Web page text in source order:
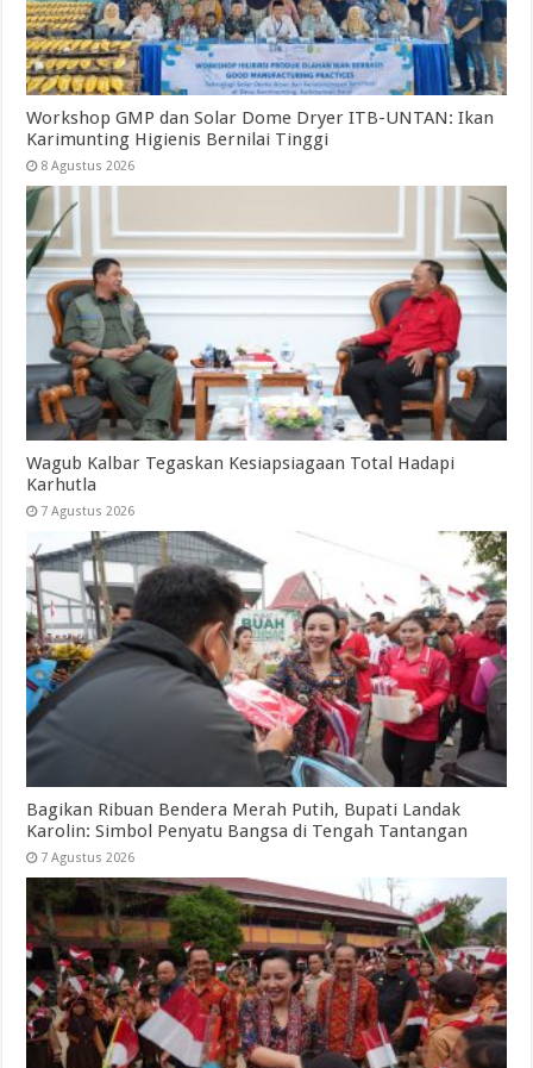
Workshop GMP dan Solar Dome Dryer ITB-UNTAN: Ikan
Karimunting Higienis Bernilai Tinggi
8 Agustus 2026
Wagub Kalbar Tegaskan Kesiapsiagaan Total Hadapi
Karhutla
7 Agustus 2026
Bagikan Ribuan Bendera Merah Putih, Bupati Landak
Karolin: Simbol Penyatu Bangsa di Tengah Tantangan
7 Agustus 2026